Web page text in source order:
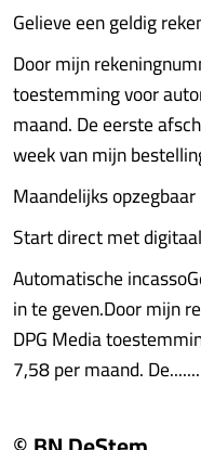
Gelieve een geldig
Door mijn
toestemming voor
maand. De eerste
week van mijn
Maandelijks opzegbaar
Start direct met
Automatische
in te geven.Door mijn
DPG Media
7,58 per maand.